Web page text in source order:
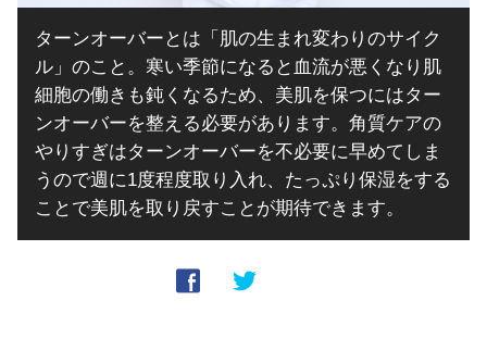
ターンオーバーとは「肌の生まれ変わりのサイク
ル」のこと。寒い季節になると血流が悪くなり肌
細胞の働きも鈍くなるため、美肌を保つにはター
ンオーバーを整える必要があります。角質ケアの
やりすぎはターンオーバーを不必要に早めてしま
うので週に1度程度取り入れ、たっぷり保湿をする
ことで美肌を取り戻すことが期待できます。